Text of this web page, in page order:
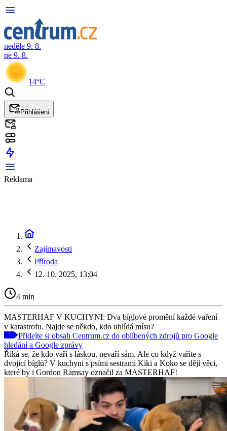
neděle 9. 8.
ne 9. 8.
14°C
Přihlášení
Reklama
Zajímavosti
Příroda
12. 10. 2025, 13:04
4 min
MASTERHAF V KUCHYNI: Dva bíglové promění každé vaření
v katastrofu. Najde se někdo, kdo uhlídá mísu?
Přidejte si obsah Centrum.cz do oblíbených zdrojů pro Google
hledání a Google zprávy
Říká se, že kdo vaří s láskou, nevaří sám. Ale co když vaříte s
dvojicí bíglů? V kuchyni s psími sestrami Kiki a Koko se dějí věci,
které by i Gordon Ramsay označil za MASTERHAF!